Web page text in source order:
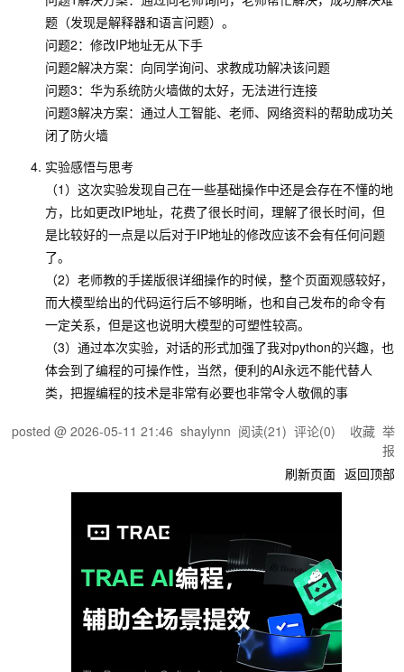
题（发现是解释器和语言问题）。
问题2：修改IP地址无从下手
问题2解决方案：向同学询问、求教成功解决该问题
问题3：华为系统防火墙做的太好，无法进行连接
问题3解决方案：通过人工智能、老师、网络资料的帮助成功关
闭了防火墙
实验感悟与思考
（1）这次实验发现自己在一些基础操作中还是会存在不懂的地
方，比如更改IP地址，花费了很长时间，理解了很长时间，但
是比较好的一点是以后对于IP地址的修改应该不会有任何问题
了。
（2）老师教的手搓版很详细操作的时候，整个页面观感较好，
而大模型给出的代码运行后不够明晰，也和自己发布的命令有
一定关系，但是这也说明大模型的可塑性较高。
（3）通过本次实验，对话的形式加强了我对python的兴趣，也
体会到了编程的可操作性，当然，便利的AI永远不能代替人
类，把握编程的技术是非常有必要也非常令人敬佩的事
posted @ 2026-05-11 21:46 shaylynn 阅读(21) 评论(0) 收藏 举
报
刷新页面 返回顶部